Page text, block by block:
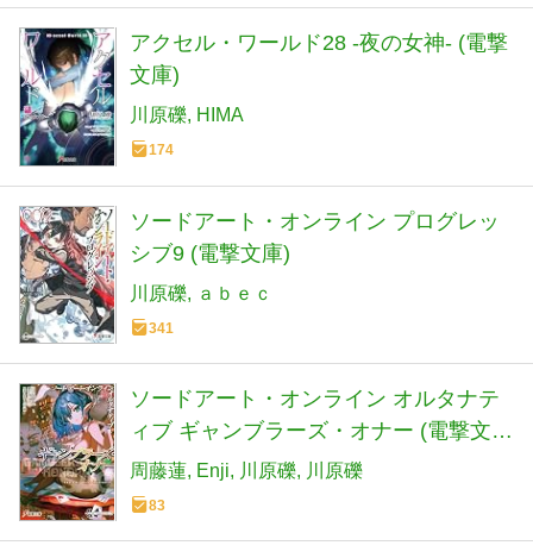
アクセル・ワールド28 -夜の女神- (電撃
文庫)
川原礫 HIMA
174
ソードアート・オンライン プログレッ
シブ9 (電撃文庫)
川原礫 ａｂｅｃ
341
ソードアート・オンライン オルタナテ
ィブ ギャンブラーズ・オナー (電撃文
庫)
周藤蓮 Enji 川原礫 川原礫
83